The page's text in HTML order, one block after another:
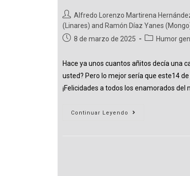
Autor
de
la
Alfredo Lorenzo Martirena
(Linares) and Ramón Díaz Yanes
Publicación
entrada:
8 de marzo de 2025
Categoría
Humor
Hace ya unos cuantos añitos decía una
usted? Pero lo mejor sería que este14
¡Felicidades a todos los enamorados del
Continuar Leyendo
365